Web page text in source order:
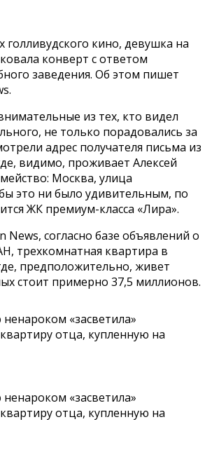
голливудского кино, девушка на
конверт с ответом
заведения. Об этом пишет
из тех, кто видел
не только порадовались за
адрес получателя письма из
видимо, проживает Алексей
Москва, улица
это ни было удивительным, по
ЖК премиум-класса «Лира».
News, согласно базе объявлений о
трехкомнатная квартира в
предположительно, живет
стоит примерно 37,5 миллионов.